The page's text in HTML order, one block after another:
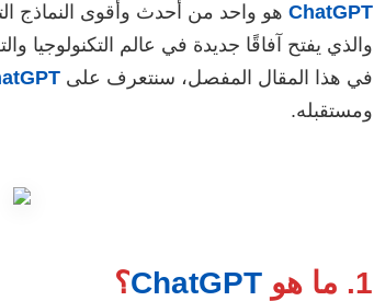
ChatGPT هو واحد من أحدث وأقوى النماذج
والذي يفتح آفاقًا جديدة في عالم التكنولوجيا
في هذا المقال المفصل، سنتعرف على
ومستقبله.
1. ما هو ChatGPT؟